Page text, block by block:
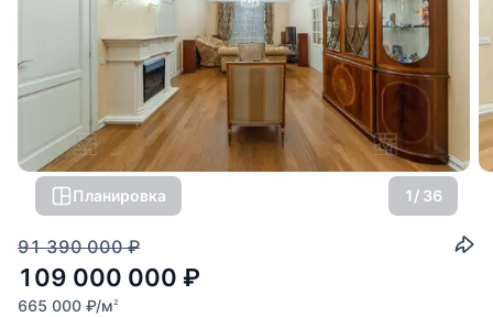
Планировка 1/ 36
91 390 000 ₽
109 000 000 ₽
665 000 ₽/м2